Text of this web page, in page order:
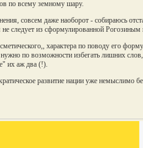
по всему земному шару.
совсем даже наоборот - собираюсь
следует из сформулированной Рогозиным
характера по поводу его
по возможности избегать лишних
их аж два (!).
развитие нации уже немыслимо